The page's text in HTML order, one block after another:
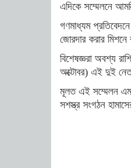
এদিকে সম্মেলনে
গণমাধ্যম
জোরদার করার মিশনে
বিশেষজ্ঞরা অবশ্য
অক্টোবর) এই দুই
মূলত এই সম্মেলন এমন
সশস্ত্র সংগঠন